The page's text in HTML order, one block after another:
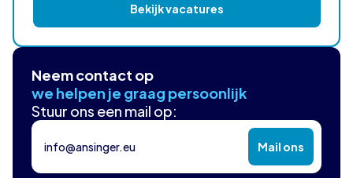
Bekijk vacatures
Neem contact op
we helpen je graag persoonlijk
Stuur ons een mail op:
info@ansinger.eu Mail ons